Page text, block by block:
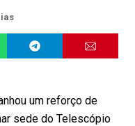
um reforço de
sede do Telescópio